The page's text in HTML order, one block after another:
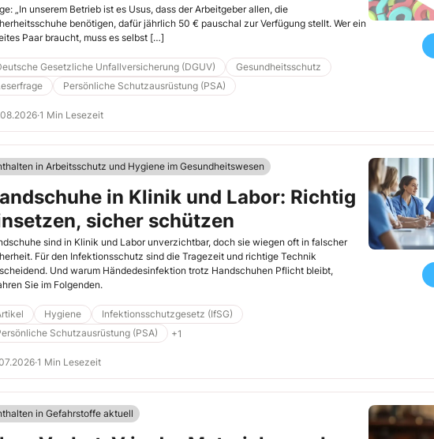
„In unserem Betrieb ist es Usus, dass der Arbeitgeber allen, die
benötigen, dafür jährlich 50 € pauschal zur Verfügung stellt. Wer ein
Paar braucht, muss es selbst […]
Gesetzliche Unfallversicherung (DGUV)
Gesundheitsschutz
Persönliche Schutzausrüstung (PSA)
·1 Min Lesezeit
in Arbeitsschutz und Hygiene im Gesundheitswesen
in Klinik und Labor: Richtig
sicher schützen
sind in Klinik und Labor unverzichtbar, doch sie wiegen oft in falscher
Für den Infektionsschutz sind die Tragezeit und richtige Technik
Und warum Händedesinfektion trotz Handschuhen Pflicht bleibt,
Sie im Folgenden.
Hygiene
Infektionsschutzgesetz (IfSG)
Schutzausrüstung (PSA)
+1
·1 Min Lesezeit
in Gefahrstoffe aktuell